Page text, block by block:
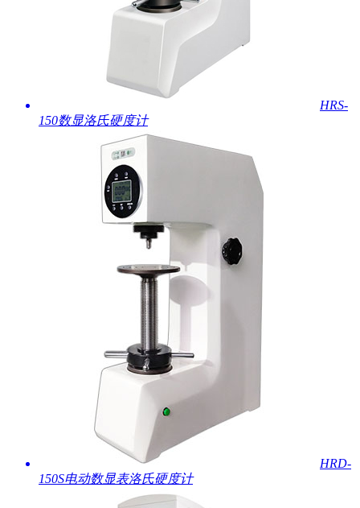
HRS-
150数显洛氏硬度计
HRD-
150S电动数显表洛氏硬度计